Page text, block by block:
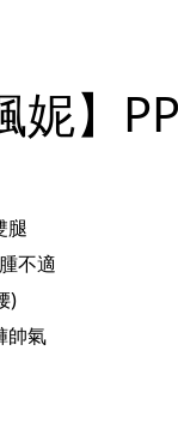
妮】
腿
不適
)
帥氣